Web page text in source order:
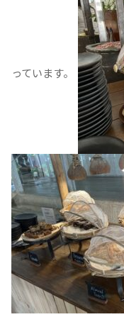
っています。